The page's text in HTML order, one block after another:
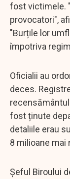
fost victimele.
provocatori",
"Burțile lor
împotriva
Oficialii au
deces.
fost ținute
detaliile erau
8 milioane mai
Șeful Biroului